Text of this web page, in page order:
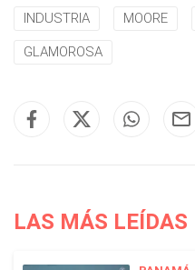
INDUSTRIA MOORE
GLAMOROSA
LAS MÁS LEÍDAS